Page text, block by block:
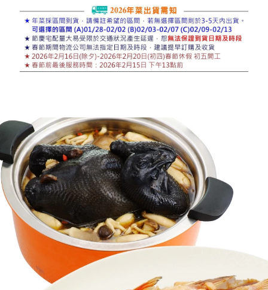
購物說明
媒體報導
門市資訊